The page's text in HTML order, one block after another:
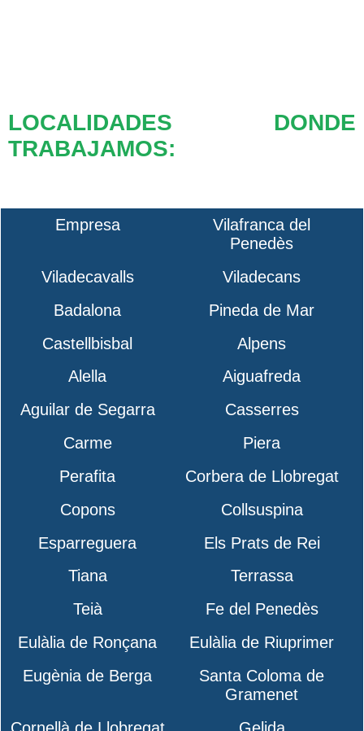
LOCALIDADES DONDE
TRABAJAMOS:
Empresa
Vilafranca del
Penedès
Viladecavalls
Viladecans
Badalona
Pineda de Mar
Castellbisbal
Alpens
Alella
Aiguafreda
Aguilar de Segarra
Casserres
Carme
Piera
Perafita
Corbera de Llobregat
Copons
Collsuspina
Esparreguera
Els Prats de Rei
Tiana
Terrassa
Teià
Fe del Penedès
Eulàlia de Ronçana
Eulàlia de Riuprimer
Eugènia de Berga
Santa Coloma de
Gramenet